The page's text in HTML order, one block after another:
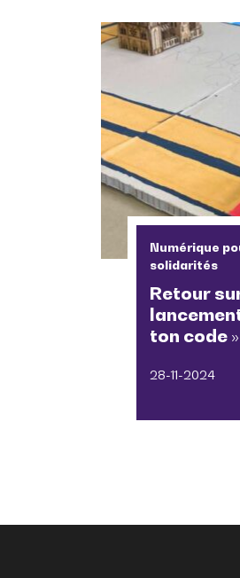
Numérique
solidarités
Retour
ton code »
28-11-2024